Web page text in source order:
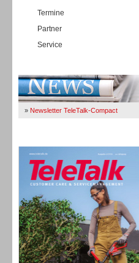
Termine
Partner
Service
» Newsletter TeleTalk-Compact